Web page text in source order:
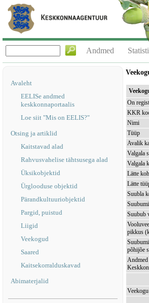
Andmed
Avaleht
EELISe andmed
keskkonnaportaalis
Loe siit "Mis on EELIS?"
Otsing ja artiklid
Kaitstavad alad
Rahvusvahelise tähtsusega alad
Üksikobjektid
Ürglooduse objektid
Pärandkultuuriobjektid
Pargid, puistud
Liigid
Veekogud
Saared
Kaitsekorralduskavad
Abimaterjalid
On
KKR
Nimi
Tüüp
Avalik
Valgala
Valgala
Lätte
Lätte
Suubla
Suubub
pikkus
põhijõe
Andmed